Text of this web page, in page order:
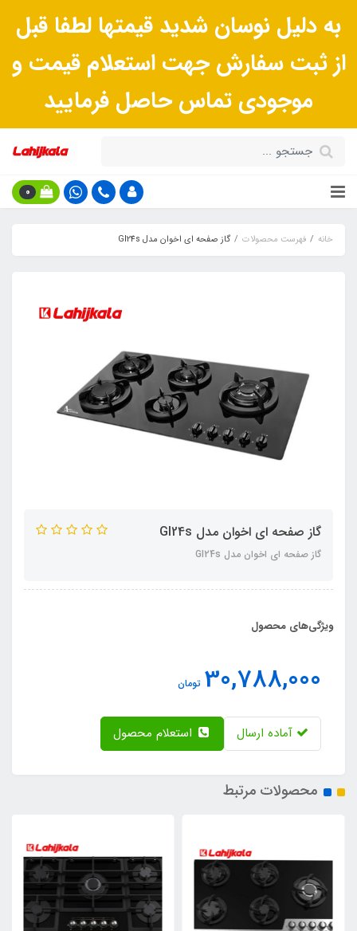
به دلیل نوسان شدید قیمتها لطفا قبل
از ثبت سفارش جهت استعلام قیمت و
موجودی تماس حاصل فرمایید
0
خانه فهرست محصولات گاز صفحه ای اخوان مدل GI24s
گاز صفحه ای اخوان مدل GI24s
گاز صفحه ای اخوان مدل GI24s
ویژگی‌های محصول
30,788,000 تومان
آماده ارسال
محصولات مرتبط